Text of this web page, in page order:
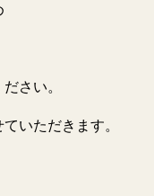
さい。
いただきます。